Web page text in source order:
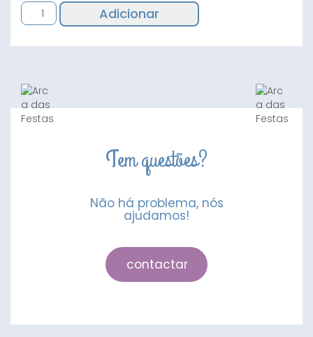
Quantidade
de
Foil
Tigre
Adicionar
Tem questões?
Não há problema, nós
ajudamos!
contactar